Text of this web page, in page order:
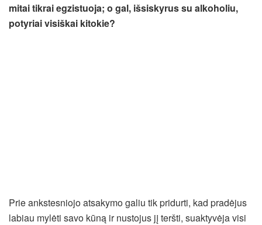
mitai tikrai egzistuoja; o gal, išsiskyrus su alkoholiu,
potyriai visiškai kitokie?
Prie ankstesniojo atsakymo galiu tik pridurti, kad pradėjus
labiau mylėti savo kūną ir nustojus jį teršti, suaktyvėja visi